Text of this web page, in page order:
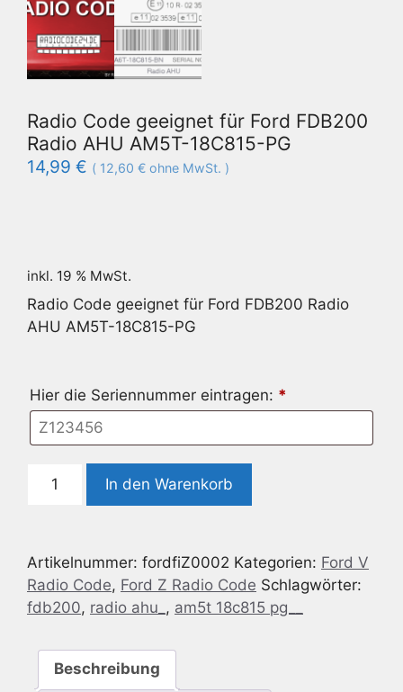
Radio Code geeignet für Ford FDB200
Radio AHU AM5T-18C815-PG
14,99 € ( 12,60 € ohne MwSt. )
inkl. 19 % MwSt.
Radio Code geeignet für Ford FDB200 Radio
AHU AM5T-18C815-PG
Hier die Seriennummer eintragen: *
Code
Ford
FDB200
Radio
AM5T-
18C815-
In den Warenkorb
Artikelnummer: fordfiZ0002 Kategorien: Ford V
Radio Code, Ford Z Radio Code Schlagwörter:
fdb200, radio ahu_ , am5t 18c815 pg__
Beschreibung